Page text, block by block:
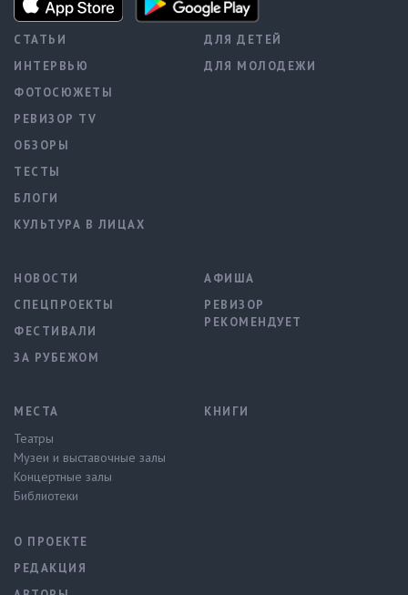
СТАТЬИ
ИНТЕРВЬЮ
ФОТОСЮЖЕТЫ
РЕВИЗОР TV
ОБЗОРЫ
ТЕСТЫ
БЛОГИ
КУЛЬТУРА В ЛИЦАХ
ДЛЯ ДЕТЕЙ
ДЛЯ МОЛОДЕЖИ
НОВОСТИ
СПЕЦПРОЕКТЫ
ФЕСТИВАЛИ
ЗА РУБЕЖОМ
АФИША
РЕВИЗОР
РЕКОМЕНДУЕТ
МЕСТА
Театры
Музеи и выставочные залы
Концертные залы
Библиотеки
КНИГИ
О ПРОЕКТЕ
РЕДАКЦИЯ